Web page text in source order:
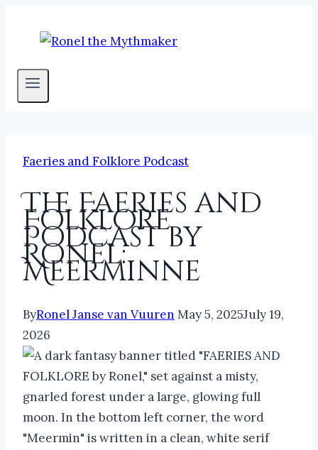
Faeries and Folklore Podcast
The Faeries and
Folklore
Podcast by
Ronel:
Meerminne
ByRonel Janse van Vuuren May 5, 2025July 19,
2026